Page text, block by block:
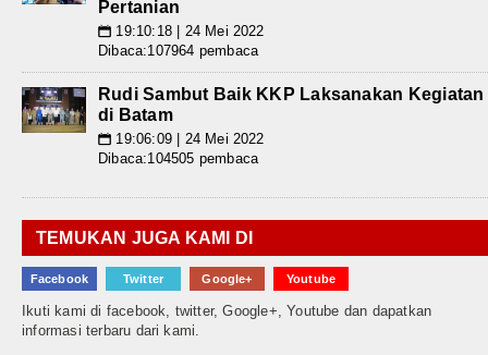
Pertanian
📅 19:10:18 | 24 Mei 2022
Dibaca:107964 pembaca
Rudi Sambut Baik KKP Laksanakan Kegiatan
di Batam
📅 19:06:09 | 24 Mei 2022
Dibaca:104505 pembaca
TEMUKAN JUGA KAMI DI
Facebook Twitter Google+ Youtube
Ikuti kami di facebook, twitter, Google+, Youtube dan dapatkan
informasi terbaru dari kami.